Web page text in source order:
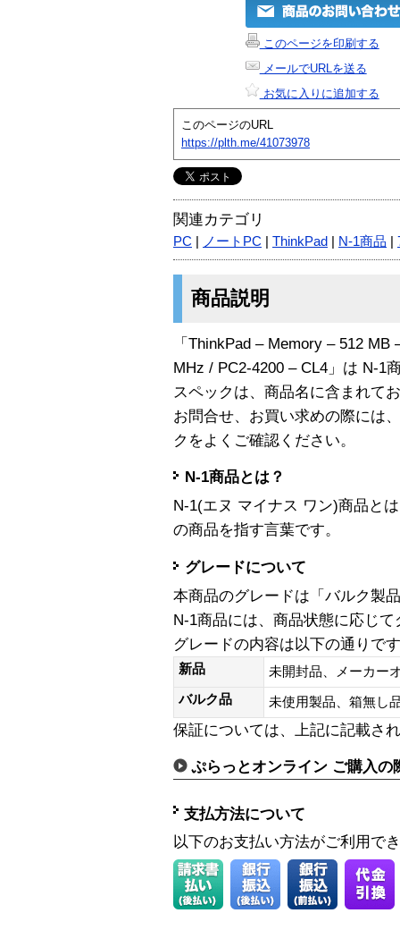
このページを印刷する
メールでURLを送る
お気に入りに追加する
このページのURL
https://plth.me/41073978
関連カテゴリ
PC ノートPC ThinkPad N-1商品
商品説明
「ThinkPad – Memory – 512
MHz / PC2-4200 – CL4」は N-1
スペックは、商品名に含まれて
お問合せ、お買い求めの際には
クをよくご確認ください。
N-1商品とは？
N-1(エヌ マイナス ワン)商品と
の商品を指す言葉です。
グレードについて
本商品のグレードは「バルク製
N-1商品には、商品状態に応じ
グレードの内容は以下の通りで
新品
未開封品、メーカー
バルク品
未使用製品、箱無
保証については、上記に記載さ
ぷらっとオンライン ご購入の
支払方法について
以下のお支払い方法がご利用で